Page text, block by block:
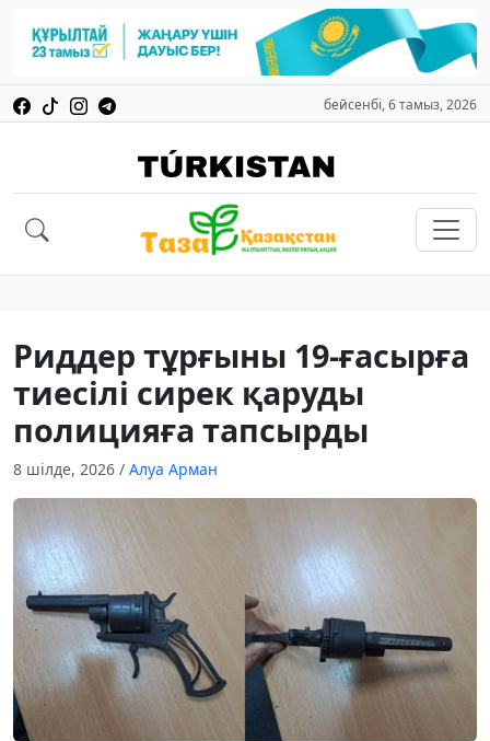
бейсенбі, 6 тамыз, 2026
Риддер тұрғыны 19-ғасырға
тиесілі сирек қаруды
полицияға тапсырды
8 шілде, 2026 / Алуа Арман